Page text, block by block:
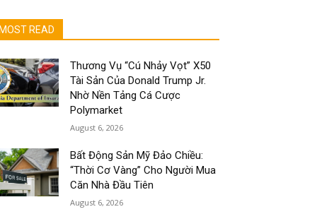
MOST READ
Thương Vụ “Cú Nhảy Vọt” X50
Tài Sản Của Donald Trump Jr.
Nhờ Nền Tảng Cá Cược
Polymarket
August 6, 2026
Bất Động Sản Mỹ Đảo Chiều:
“Thời Cơ Vàng” Cho Người Mua
Căn Nhà Đầu Tiên
August 6, 2026